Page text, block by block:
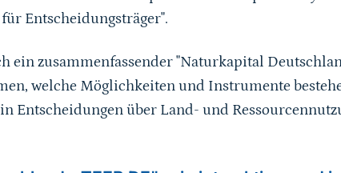
Entscheidungsträger".
ein zusammenfassender "Naturkapital
welche Möglichkeiten und Instrumente
Entscheidungen über Land- und